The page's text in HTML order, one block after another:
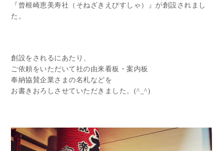
『曾根崎恵美寿社（そねざきえびすしゃ）』が創設されまし
た。
創設をされるにあたり、
ご依頼をいただいて社の由来看板・案内板
奉納協賛企業さまの名札などを
お書きおろしさせていただきました。(^_^)